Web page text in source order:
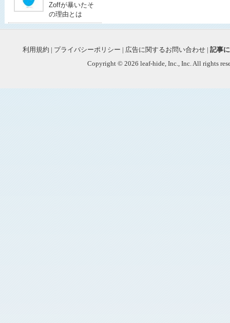
Zoffが暴いたそ
の理由とは
利用規約 | プライバシーポリシー | 広告に関するお問い合わせ | 記事
Copyright © 2026 leaf-hide, Inc., Inc. All rights